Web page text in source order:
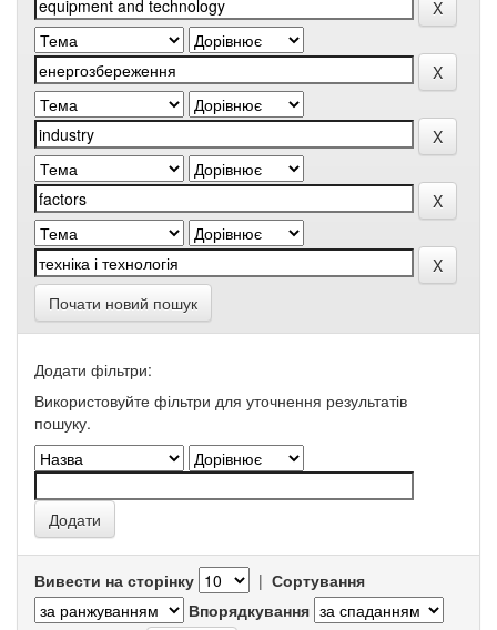
Почати новий пошук
Додати фільтри:
Використовуйте фільтри для уточнення результатів
пошуку.
Вивести на сторінку | Сортування
Впорядкування